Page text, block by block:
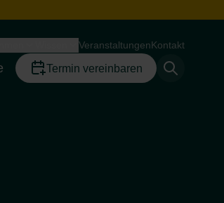
Toggle menu
VeranstaltungenKontakt
menu
Termin vereinbaren